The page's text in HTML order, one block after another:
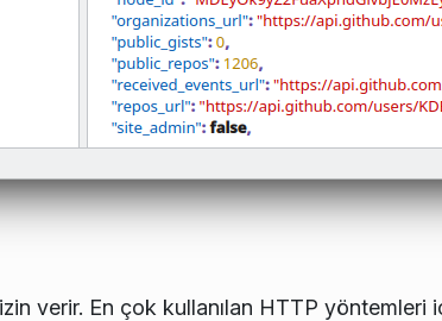
verir. En çok kullanılan HTTP yöntemleri